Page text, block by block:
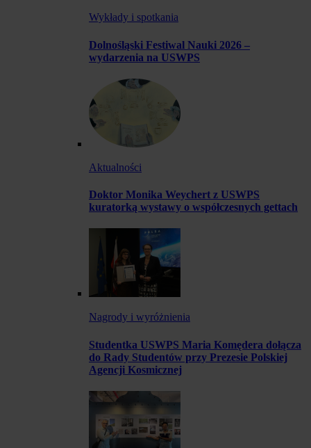
Wykłady i spotkania
Dolnośląski Festiwal Nauki 2026 –
wydarzenia na USWPS
Aktualności
Doktor Monika Weychert z USWPS
kuratorką wystawy o współczesnych gettach
Nagrody i wyróżnienia
Studentka USWPS Maria Komędera dołącza
do Rady Studentów przy Prezesie Polskiej
Agencji Kosmicznej